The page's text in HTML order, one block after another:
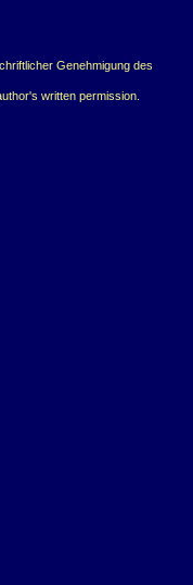
Genehmigung des
written permission.